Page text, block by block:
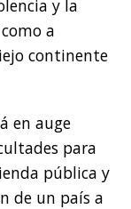
y la
a
continente
en auge
para
pública y
de un país a